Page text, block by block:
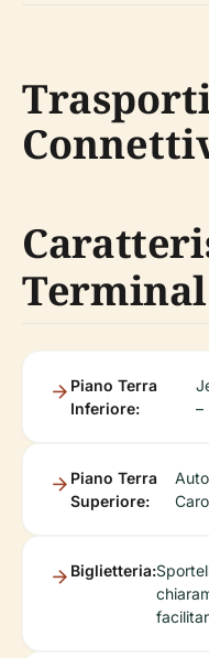
Piano Terra
Inferiore:
–
Piano Terra
Superiore:
Biglietteria: